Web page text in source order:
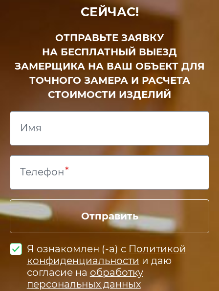
СЕЙЧАС!
ОТПРАВЬТЕ ЗАЯВКУ
НА БЕСПЛАТНЫЙ ВЫЕЗД
ЗАМЕРЩИКА НА ВАШ ОБЪЕКТ ДЛЯ
ТОЧНОГО ЗАМЕРА И РАСЧЕТА
СТОИМОСТИ ИЗДЕЛИЙ
Имя
Телефон
Отправить
Я ознакомлен (-а) с Политикой
конфиденциальности и даю
согласие на обработку
персональных данных